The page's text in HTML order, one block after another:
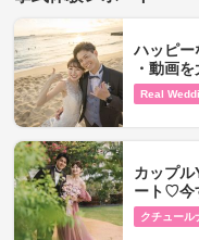
ハッピー
・動画を​
Real
カップ
ート♡今
クチュール